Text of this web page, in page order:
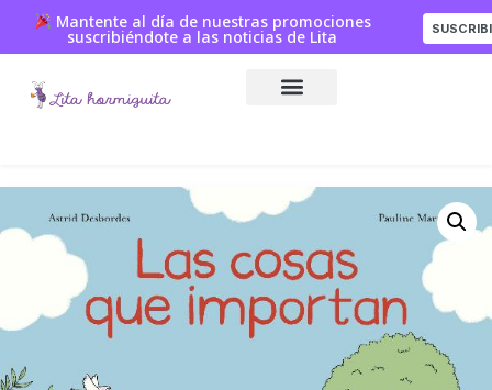
Mantente al día de nuestras promociones
suscribiéndote a las noticias de Lita